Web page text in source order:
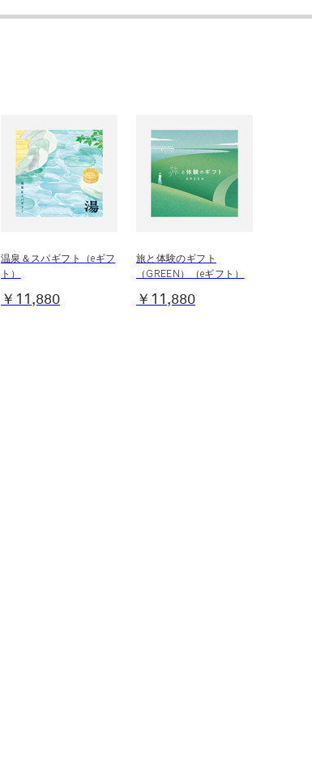
温泉＆スパギフト（eギフ
ト）
￥11,880
旅と体験のギフト
（GREEN）（eギフト）
￥11,880